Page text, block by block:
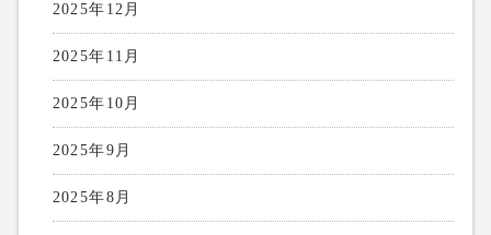
2025年12月
2025年11月
2025年10月
2025年9月
2025年8月